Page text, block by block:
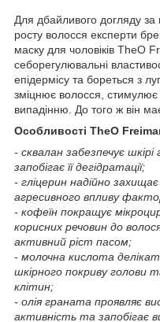
Для дбайливого догляду
росту волосся експерти
маску для чоловіків TheO
себорегулювальні
епідермісу та бореться з
зміцнює волосся, стимулює
випадінню. До того ж він
Особливості TheO
- сквалан забезпечує
запобігає її дегідратації;
- гліцерин надійно
агресивного впливу
- кофеїн покращує
корисних речовин до
активний ріст пасом;
- молочна кислота
шкірного покриву голови
клітин;
- олія граната проявляє
активність та запобігає